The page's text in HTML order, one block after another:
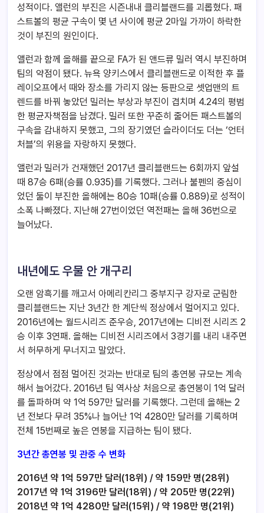
성적이다. 앨런의 부진은 시즌내내 클리블랜드를 괴롭혔다. 패
스트볼의 평균 구속이 몇 년 사이에 평균 2마일 가까이 하락한
것이 부진의 원인이다.
앨런과 함께 올해를 끝으로 FA가 된 앤드류 밀러 역시 부진하며
팀의 약점이 됐다. 뉴욕 양키스에서 클리블랜드로 이적한 후 플
레이오프에서 때와 장소를 가리지 않는 등판으로 셋업맨의 트
렌드를 바꿔 놓았던 밀러는 부상과 부진이 겹치며 4.24의 평범
한 평균자책점을 남겼다. 밀러 또한 꾸준히 줄어든 패스트볼의
구속을 감내하지 못했고, 그의 장기였던 슬라이더도 더는 ‘언터
처블’의 위용을 자랑하지 못했다.
앨런과 밀러가 건재했던 2017년 클리블랜드는 6회까지 앞설
때 87승 6패(승률 0.935)를 기록했다. 그러나 불펜의 중심이
었던 둘이 부진한 올해에는 80승 10패(승률 0.889)로 성적이
소폭 나빠졌다. 지난해 27번이었던 역전패는 올해 36번으로
늘어났다.
내년에도 우물 안 개구리
오랜 암흑기를 깨고서 아메리칸리그 중부지구 강자로 군림한
클리블랜드는 지난 3년간 한 계단씩 정상에서 멀어지고 있다.
2016년에는 월드시리즈 준우승, 2017년에는 디비전 시리즈 2
승 이후 3연패. 올해는 디비전 시리즈에서 3경기를 내리 내주면
서 허무하게 무너지고 말았다.
정상에서 점점 멀어진 것과는 반대로 팀의 총연봉 규모는 계속
해서 늘어갔다. 2016년 팀 역사상 처음으로 총연봉이 1억 달러
를 돌파하며 약 1억 597만 달러를 기록했다. 그런데 올해는 2
년 전보다 무려 35%나 늘어난 1억 4280만 달러를 기록하며
전체 15번째로 높은 연봉을 지급하는 팀이 됐다.
3년간 총연봉 및 관중 수 변화
2016년 약 1억 597만 달러(18위) / 약 159만 명(28위)
2017년 약 1억 3196만 달러(18위) / 약 205만 명(22위)
2018년 약 1억 4280만 달러(15위) / 약 198만 명(21위)